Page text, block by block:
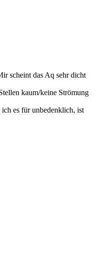
scheint das Aq sehr dicht
kaum/keine Strömung
es für unbedenklich, ist